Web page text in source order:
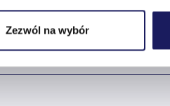
Zezwól na wybór
A/B Testing